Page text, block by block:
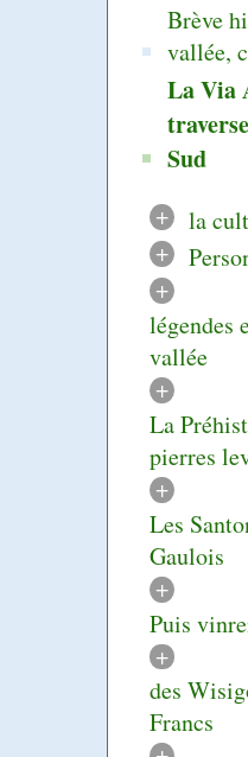
Brève
vallée,
La Via
Sud
+
la
+
+
légendes
vallée
+
La
pierres
+
Les
Gaulois
+
Puis
+
des
Francs